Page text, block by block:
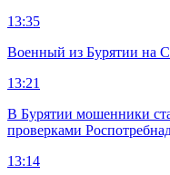
13:35
Военный из Бурятии на
13:21
В Бурятии мошенники
проверками
13:14